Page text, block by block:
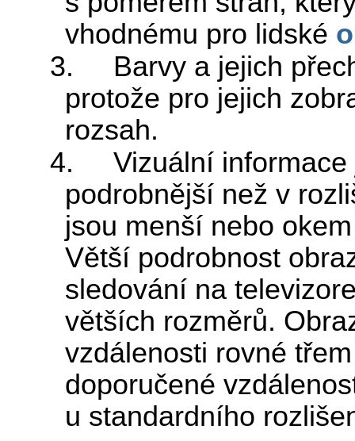
vhodnému pro lidské
3. Barvy a jejich
protože pro jejich
rozsah.
4. Vizuální informace
podrobnější než v
jsou menší nebo
Větší podrobnost
sledování na
větších rozměrů.
vzdálenosti rovné
doporučené
u standardního